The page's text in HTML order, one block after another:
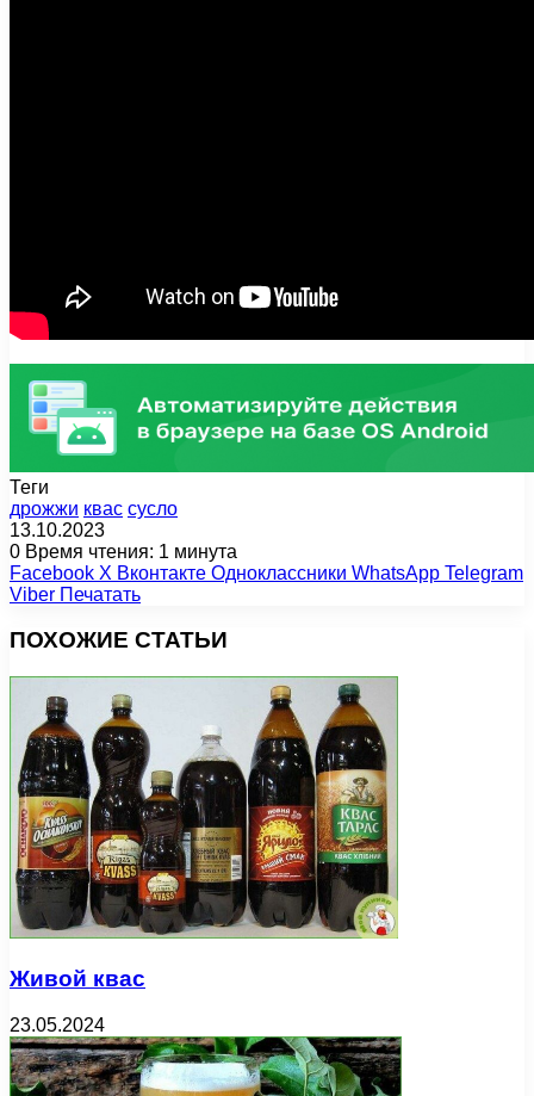
Теги
дрожжи квас сусло
13.10.2023
0 Время чтения: 1 минута
Facebook X Вконтакте Одноклассники WhatsApp Telegram
Viber Печатать
ПОХОЖИЕ СТАТЬИ
Живой квас
23.05.2024